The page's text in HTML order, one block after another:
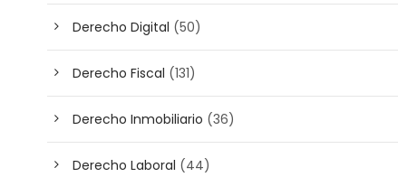
Derecho Digital (50)
Derecho Fiscal (131)
Derecho Inmobiliario (36)
Derecho Laboral (44)